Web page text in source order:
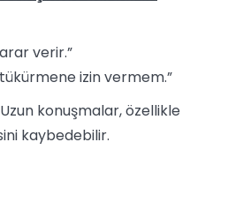
verir.”
izin vermem.”
konuşmalar, özellikle
kaybedebilir.